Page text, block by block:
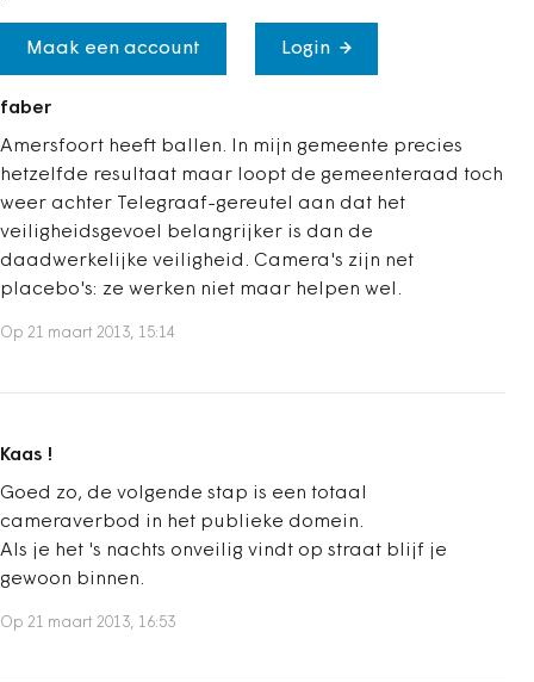
Maak een account Login
faber
Amersfoort heeft ballen. In mijn gemeente precies
hetzelfde resultaat maar loopt de gemeenteraad toch
weer achter Telegraaf-gereutel aan dat het
veiligheidsgevoel belangrijker is dan de
daadwerkelijke veiligheid. Camera's zijn net
placebo's: ze werken niet maar helpen wel.
Op 21 maart 2013, 15:14
Kaas !
Goed zo, de volgende stap is een totaal
cameraverbod in het publieke domein.
Als je het 's nachts onveilig vindt op straat blijf je
gewoon binnen.
Op 21 maart 2013, 16:53